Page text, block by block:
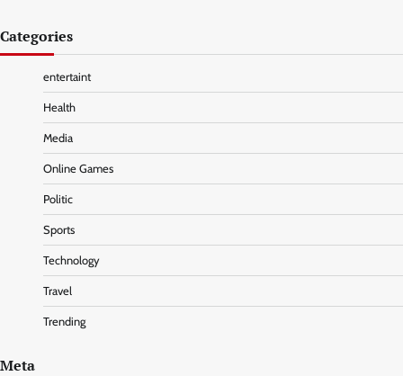
Categories
entertaint
Health
Media
Online Games
Politic
Sports
Technology
Travel
Trending
Meta